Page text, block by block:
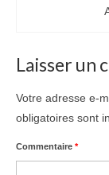
Laisser un
Votre adresse e-
obligatoires sont
Commentaire *